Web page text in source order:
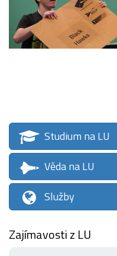
Studium na LU
Věda na LU
Služby
Zajímavosti z LU